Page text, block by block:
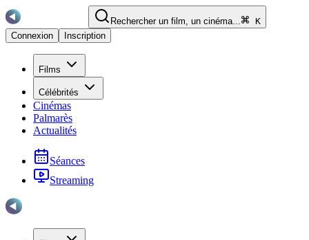
Rechercher un film, un cinéma...
K
Connexion
Inscription
Films
Célébrités
Cinémas
Palmarès
Actualités
Séances
Streaming